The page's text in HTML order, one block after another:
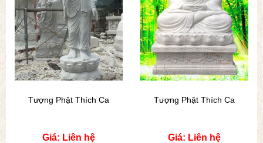
Tượng Phật Thích Ca
Giá: Liên hệ
Tượng Phật Thích Ca
Giá: Liên hệ